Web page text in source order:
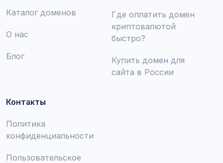
Каталог доменов
О нас
Блог
Где оплатить домен
криптовалютой
быстро?
Купить домен для
сайта в России
Контакты
Политика
конфиденциальности
Пользовательское